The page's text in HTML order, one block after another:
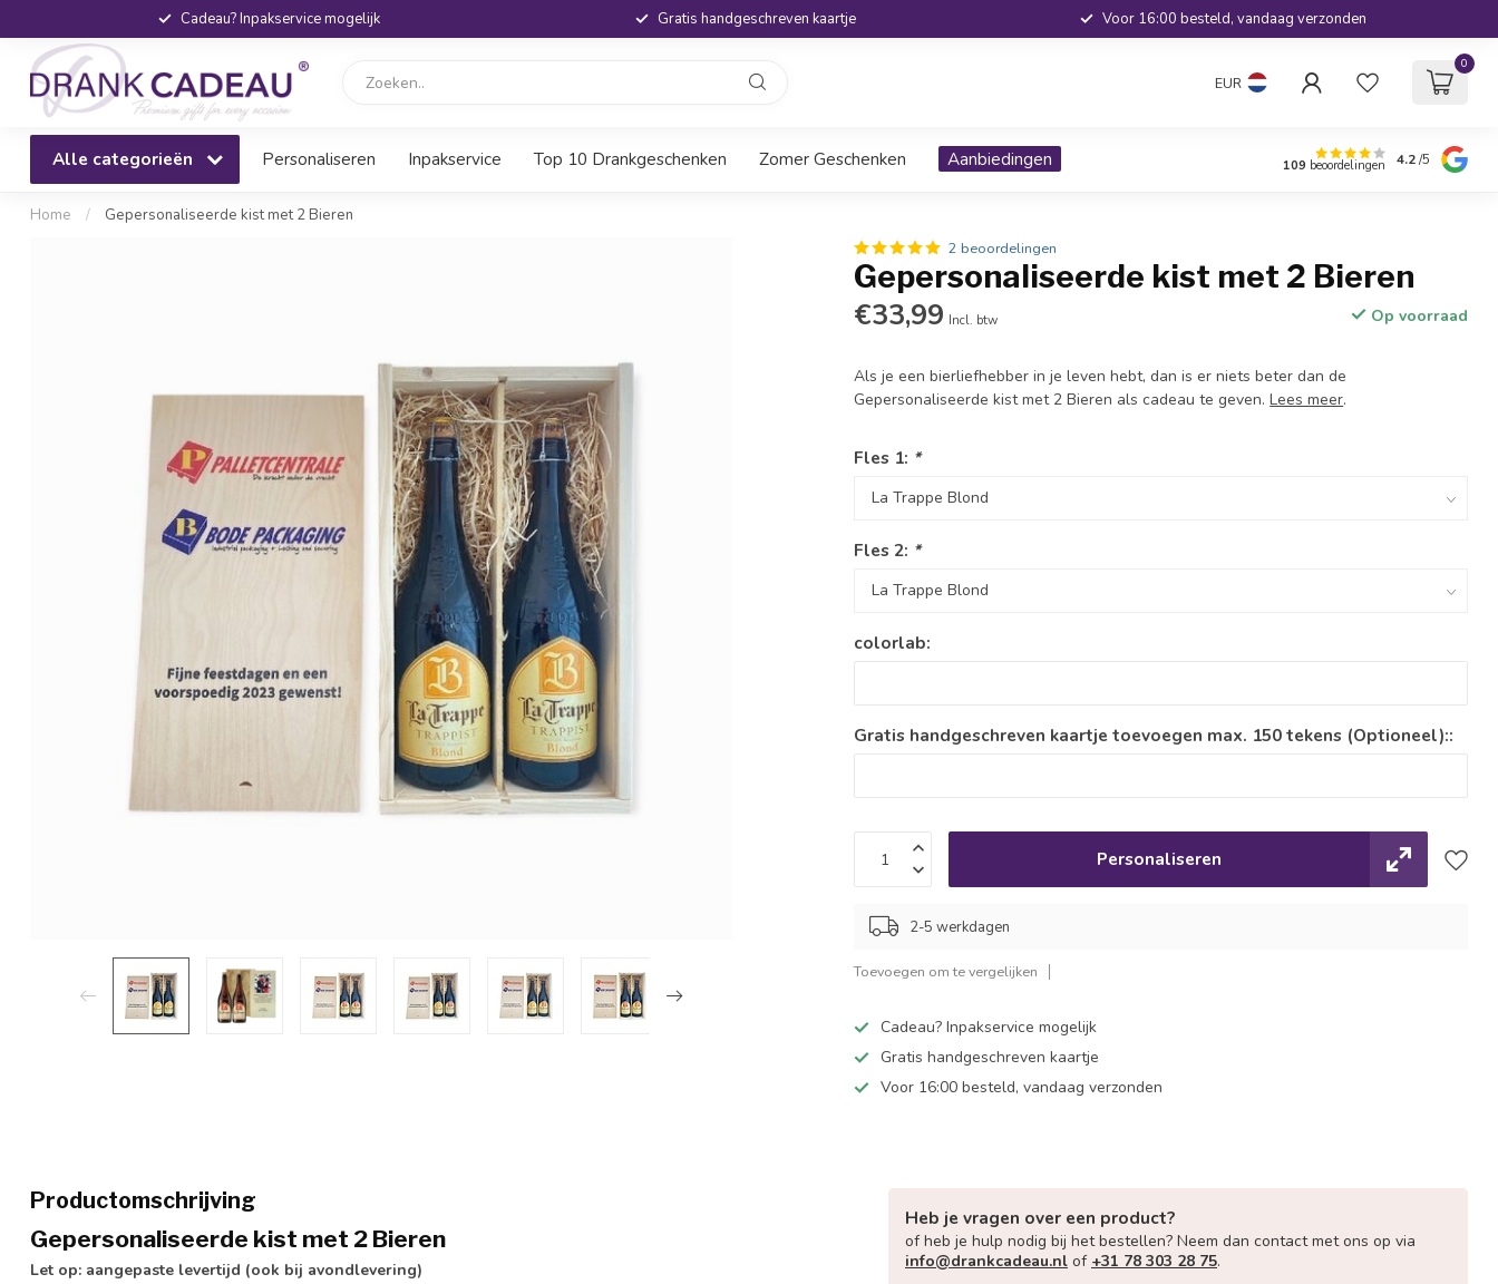
Cadeau? Inpakservice mogelijk Gratis handgeschreven kaartje Voor 16:00 besteld, vandaag verzonden
EUR
0
Alle categorieën Personaliseren Inpakservice Top 10 Drankgeschenken Zomer Geschenken Aanbiedingen 109 beoordelingen 4.2/5
Home / Gepersonaliseerde kist met 2 Bieren
2 beoordelingen
Gepersonaliseerde kist met 2 Bieren
€33,99 Incl. btw Op voorraad
Als je een bierliefhebber in je leven hebt, dan is er niets beter dan de
Gepersonaliseerde kist met 2 Bieren als cadeau te geven.Lees meer.
Fles 1: *
Fles 2: *
colorlab:
Gratis handgeschreven kaartje toevoegen max. 150 tekens (Optioneel)::
Personaliseren
2-5 werkdagen
Toevoegen om te vergelijken
Cadeau? Inpakservice mogelijk
Gratis handgeschreven kaartje
Voor 16:00 besteld, vandaag verzonden
Productomschrijving
Gepersonaliseerde kist met 2 Bieren
Let op: aangepaste levertijd (ook bij avondlevering)
Heb je vragen over een product?
of heb je hulp nodig bij het bestellen? Neem dan contact met ons op via
info@drankcadeau.nl of +31 78 303 28 75.